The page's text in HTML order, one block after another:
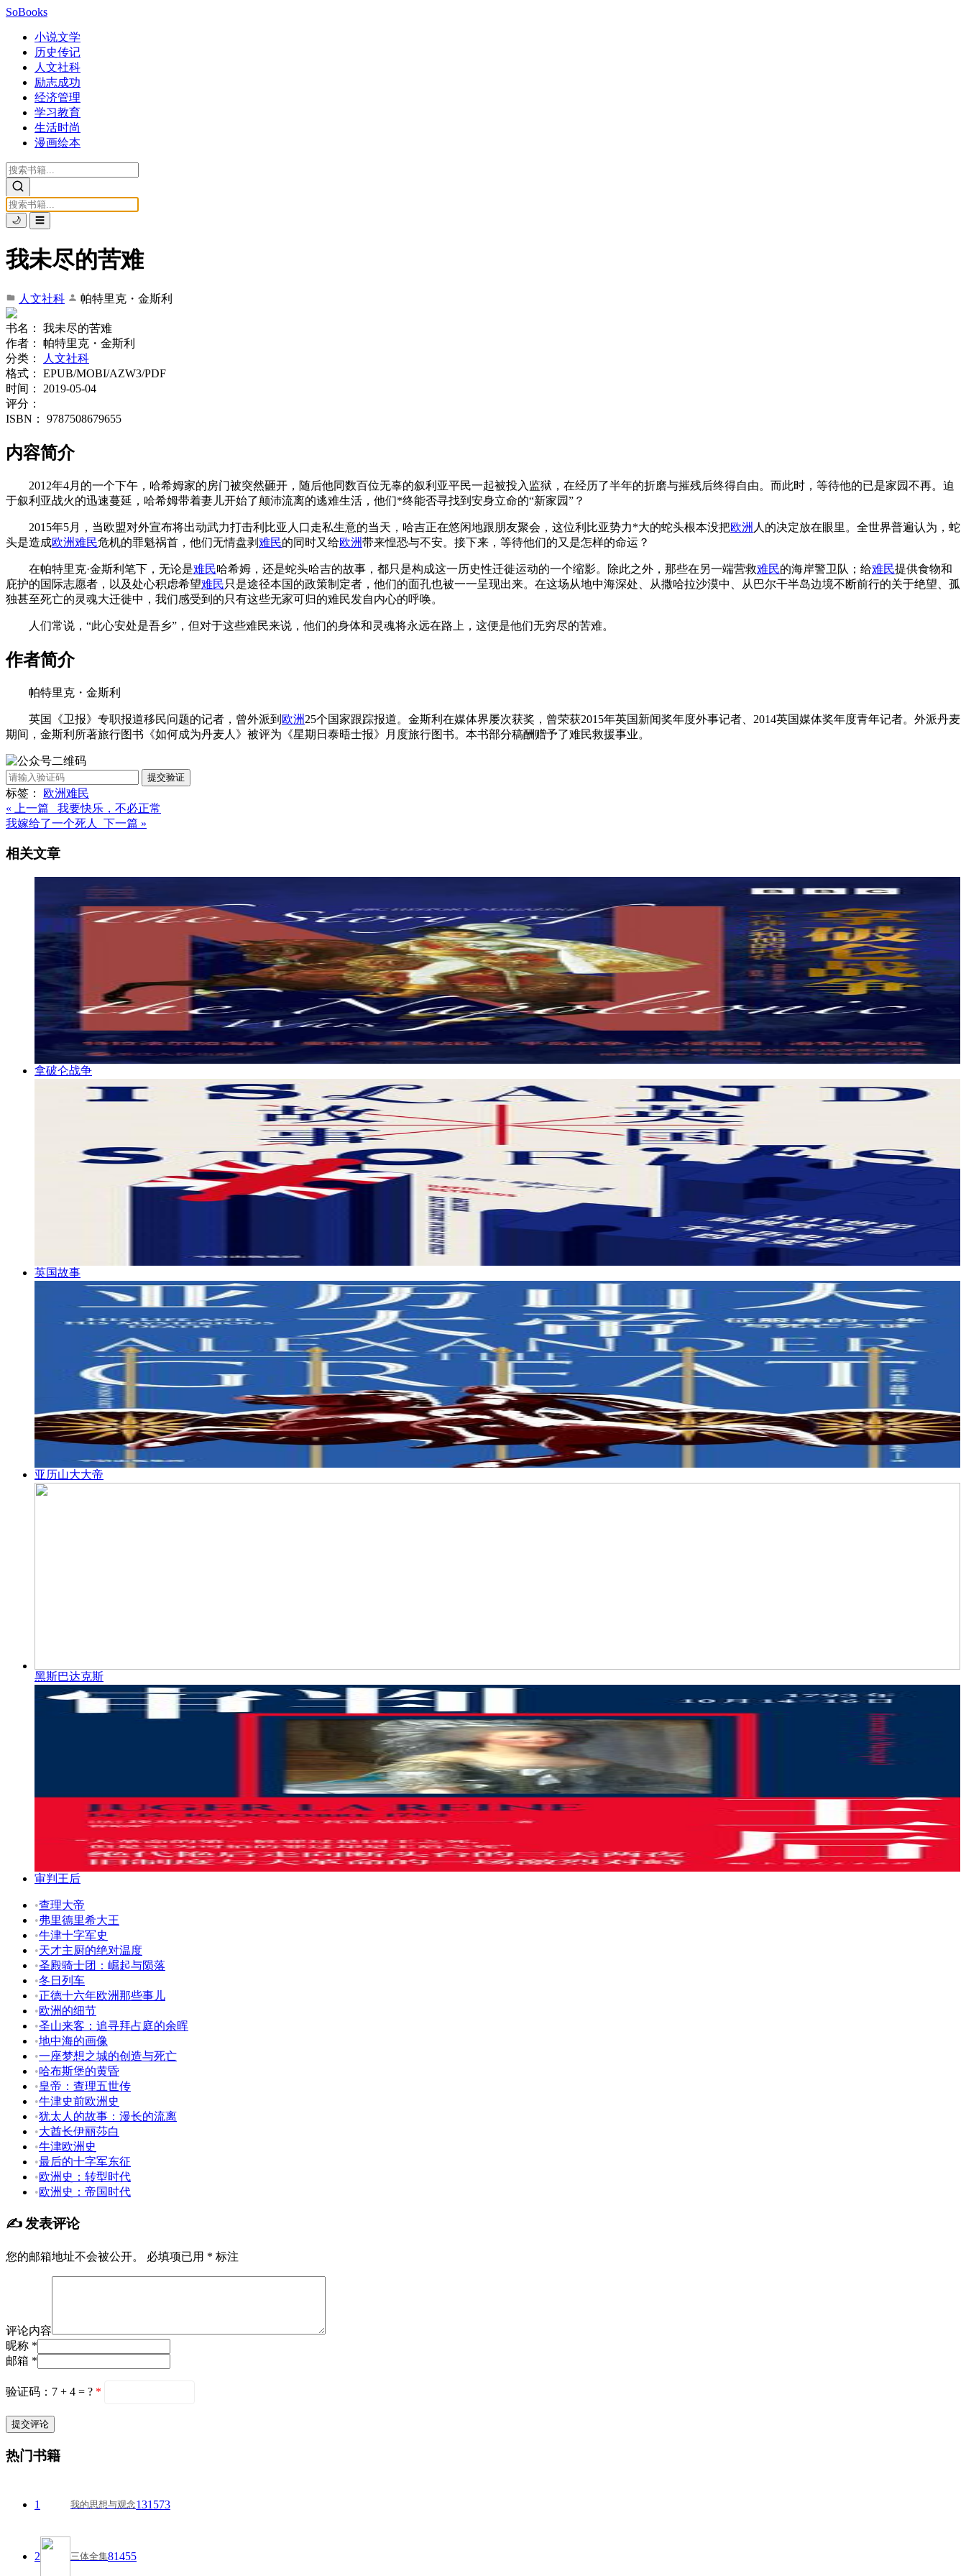
SoBooks
小说文学
历史传记
人文社科
励志成功
经济管理
学习教育
生活时尚
漫画绘本
🌙 ☰
我未尽的苦难
人文社科 帕特里克・金斯利
书名：
我未尽的苦难
作者：
帕特里克・金斯利
分类：
人文社科
格式：
EPUB/MOBI/AZW3/PDF
时间：
2019-05-04
评分：
ISBN：
9787508679655
内容简介
2012年4月的一个下午，哈希姆家的房门被突然砸开，随后他同数百位无辜的叙利亚平民一起被投入监狱，在经历了半年的折磨与摧残后终得自由。而此时，等待他的已是家园不再。迫
于叙利亚战火的迅速蔓延，哈希姆带着妻儿开始了颠沛流离的逃难生活，他们*终能否寻找到安身立命的“新家园”？
2015年5月，当欧盟对外宣布将出动武力打击利比亚人口走私生意的当天，哈吉正在悠闲地跟朋友聚会，这位利比亚势力*大的蛇头根本没把欧洲 人的决定放在眼里。全世界普遍认为，蛇
头是造成欧洲难民危机的罪魁祸首，他们无情盘剥难民的同时又给欧洲带来惶恐与不安。接下来，等待他们的又是怎样的命运？
在帕特里克·金斯利笔下，无论是难民哈希姆，还是蛇头哈吉的故事，都只是构成这一历史性迁徙运动的一个缩影。除此之外，那些在另一端营救难民的海岸警卫队；给难民提供食物和
庇护的国际志愿者，以及处心积虑希望难民只是途径本国的政策制定者，他们的面孔也被一一呈现出来。在这场从地中海深处、从撒哈拉沙漠中、从巴尔干半岛边境不断前行的关于绝望、孤
独甚至死亡的灵魂大迁徙中，我们感受到的只有这些无家可归的难民发自内心的呼唤。
人们常说，“此心安处是吾乡”，但对于这些难民来说，他们的身体和灵魂将永远在路上，这便是他们无穷尽的苦难。
作者简介
帕特里克・金斯利
英国《卫报》专职报道移民问题的记者，曾外派到 欧洲 25个国家跟踪报道。金斯利在媒体界屡次获奖，曾荣获2015年英国新闻奖年度外事记者、2014英国媒体奖年度青年记者。外派丹麦
期间，金斯利所著旅行图书《如何成为丹麦人》被评为《星期日泰晤士报》月度旅行图书。本书部分稿酬赠予了难民救援事业。
提交验证
标签： 欧洲难民
« 上一篇 我要快乐，不必正常
我嫁给了一个死人 下一篇 »
相关文章
拿破仑战争
英国故事
亚历山大大帝
黑斯巴达克斯
审判王后
•查理大帝
•弗里德里希大王
•牛津十字军史
•天才主厨的绝对温度
•圣殿骑士团：崛起与陨落
•冬日列车
•正德十六年欧洲那些事儿
•欧洲的细节
•圣山来客：追寻拜占庭的余晖
•地中海的画像
•一座梦想之城的创造与死亡
•哈布斯堡的黄昏
•皇帝：查理五世传
•牛津史前欧洲史
•犹太人的故事：漫长的流离
•大酋长伊丽莎白
•牛津欧洲史
•最后的十字军东征
•欧洲史：转型时代
•欧洲史：帝国时代
✍️ 发表评论
您的邮箱地址不会被公开。 必填项已用 * 标注
评论内容
昵称 *
邮箱 *
验证码：7 + 4 = ? *
热门书籍
1 我的思想与观念131573
2 三体全集81455